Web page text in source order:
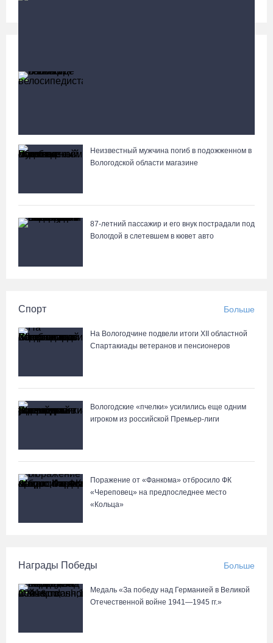
Вологжане сняли на видео медведей на Чукотке
Неизвестный мужчина погиб в подожженном в
Вологодской области магазине
87-летний пассажир и его внук пострадали под
Вологдой в слетевшем в кювет авто
Спорт Больше
На Вологодчине подвели итоги XII областной
Спартакиады ветеранов и пенсионеров
Вологодские «пчелки» усилились еще одним
игроком из российской Премьер-лиги
Поражение от «Фанкома» отбросило ФК
«Череповец» на предпоследнее место
«Кольца»
Награды Победы Больше
Медаль «За победу над Германией в Великой
Отечественной войне 1941—1945 гг.»